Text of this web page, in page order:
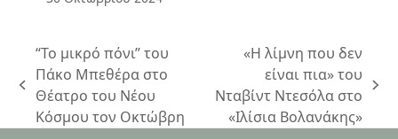
previous
post:
“Το μικρό πόνι” του
Πάκο Μπεθέρα στο
Θέατρο του Νέου
Κόσμου τον Οκτώβρη
next
post:
«Η λίμνη που δεν
είναι πια» του
Νταβίντ Ντεσόλα στο
«Ιλίσια Βολανάκης»